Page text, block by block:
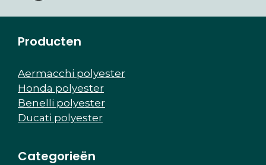
Producten
Aermacchi polyester
Honda polyester
Benelli polyester
Ducati polyester
Categorieën